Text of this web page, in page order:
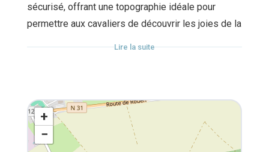
sécurisé, offrant une topographie idéale pour
permettre aux cavaliers de découvrir les joies de la
Lire la suite
+
−